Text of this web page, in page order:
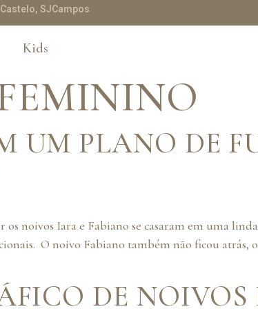
SJCampos
Kids
UM PLANO DE
noivos Iara e Fabiano se casaram em uma
O noivo Fabiano também não ficou
DE